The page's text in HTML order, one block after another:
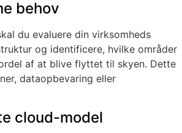
behov
du evaluere din virksomheds
og identificere, hvilke områder
af at blive flyttet til skyen. Dette
dataopbevaring eller
cloud-model